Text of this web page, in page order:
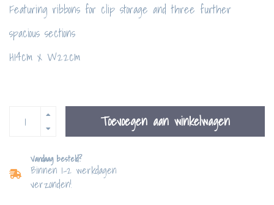
Featuring ribbons for clip storage and three further
spacious sections
H14cm x W22cm
Toevoegen aan winkelwagen
Vandaag besteld?
Binnen 1-2 werkdagen
verzonden!